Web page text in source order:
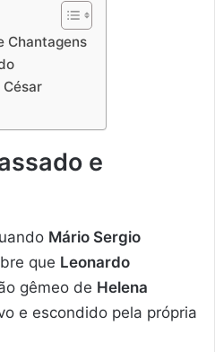
Chantagens
César
e
Mário Sergio
que Leonardo
gêmeo de Helena
e escondido pela própria